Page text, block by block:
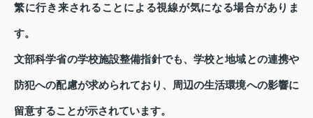
繁に行き来されることによる視線が気になる場合がありま
す。
文部科学省の学校施設整備指針でも、学校と地域との連携や
防犯への配慮が求められており、周辺の生活環境への影響に
留意することが示されています。